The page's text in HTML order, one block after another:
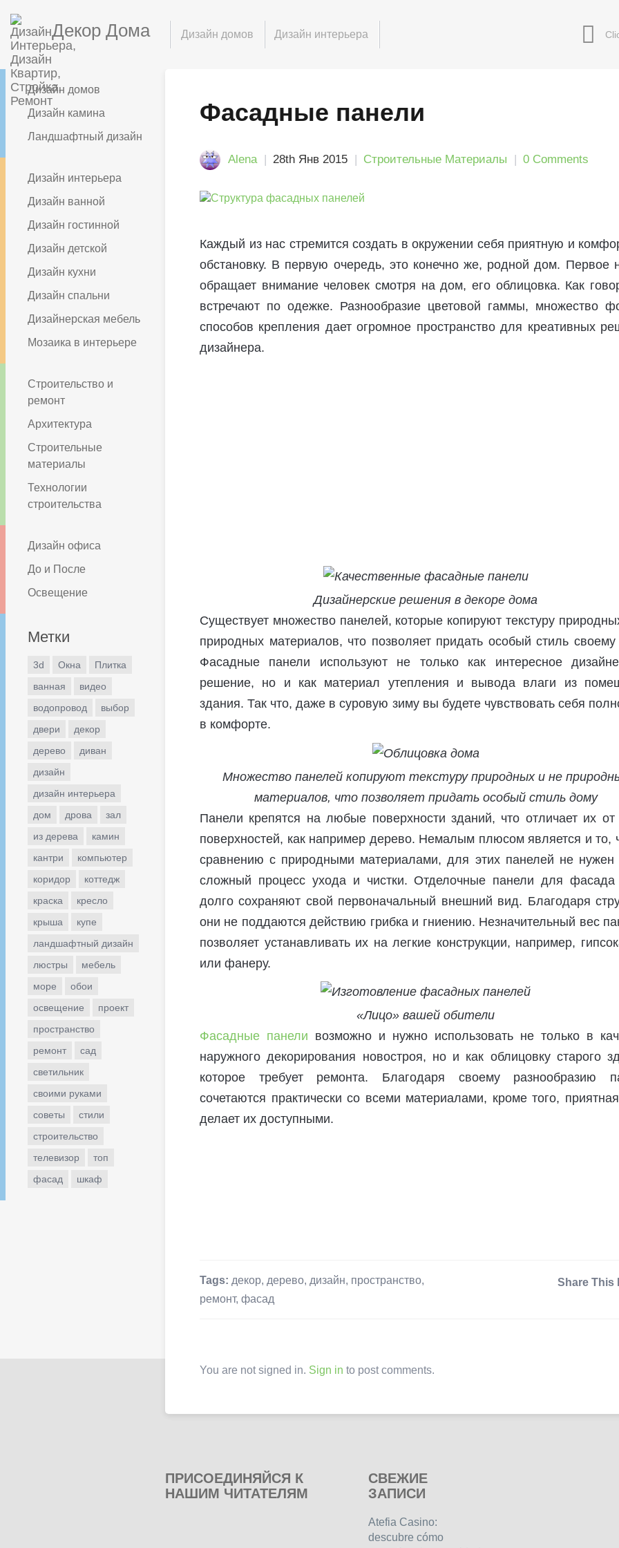
Декор Дома Дизайн домов Дизайн интерьера
Дизайн домов
Дизайн камина
Ландшафтный дизайн
Дизайн интерьера
Дизайн ванной
Дизайн гостинной
Дизайн детской
Дизайн кухни
Дизайн спальни
Дизайнерская мебель
Мозаика в интерьере
Строительство и
ремонт
Архитектура
Строительные
материалы
Технологии
строительства
Дизайн офиса
До и После
Освещение
Метки
3d Окна
Плитка
ванная
видео
водопровод
выбор
двери
декор
дерево
диван
дизайн
дизайн интерьера
дом
дрова
зал
из дерева
камин
кантри
компьютер
коридор
коттедж
краска
кресло
крыша
купе
ландшафтный дизайн
люстры
мебель
море
обои
освещение
проект
пространство
ремонт
сад
светильник
своими руками
советы
стили
строительство
телевизор
топ
фасад
шкаф
Фасадные панели
Alena 28th Янв 2015 Строительные Материалы 0 Comments
Каждый из нас стремится создать в окружении себя приятную и
обстановку. В первую очередь, это конечно же, родной дом. Первое
обращает внимание человек смотря на дом, его облицовка. Как
встречают по одежке. Разнообразие цветовой гаммы, множество
способов крепления дает огромное пространство для креативных
дизайнера.
Дизайнерские решения в декоре дома
Существует множество панелей, которые копируют текстуру
природных материалов, что позволяет придать особый стиль своему
Фасадные панели используют не только как интересное
решение, но и как материал утепления и вывода влаги из
здания. Так что, даже в суровую зиму вы будете чувствовать себя
в комфорте.
Множество панелей копируют текстуру природных и не
материалов, что позволяет придать особый стиль дому
Панели крепятся на любые поверхности зданий, что отличает их от
поверхностей, как например дерево. Немалым плюсом является и то,
сравнению с природными материалами, для этих панелей не нужен
сложный процесс ухода и чистки. Отделочные панели для
долго сохраняют свой первоначальный внешний вид. Благодаря
они не поддаются действию грибка и гниению. Незначительный вес
позволяет устанавливать их на легкие конструкции, например,
или фанеру.
«Лицо» вашей обители
Фасадные панели возможно и нужно использовать не только в
наружного декорирования новостроя, но и как облицовку старого
которое требует ремонта. Благодаря своему разнообразию
сочетаются практически со всеми материалами, кроме того,
делает их доступными.
Tags: декор, дерево, дизайн, пространство,
ремонт, фасад
Share This
You are not signed in. Sign in to post comments.
ПРИСОЕДИНЯЙСЯ К
НАШИМ ЧИТАТЕЛЯМ
СВЕЖИЕ
ЗАПИСИ
Atefia Casino:
descubre cómo